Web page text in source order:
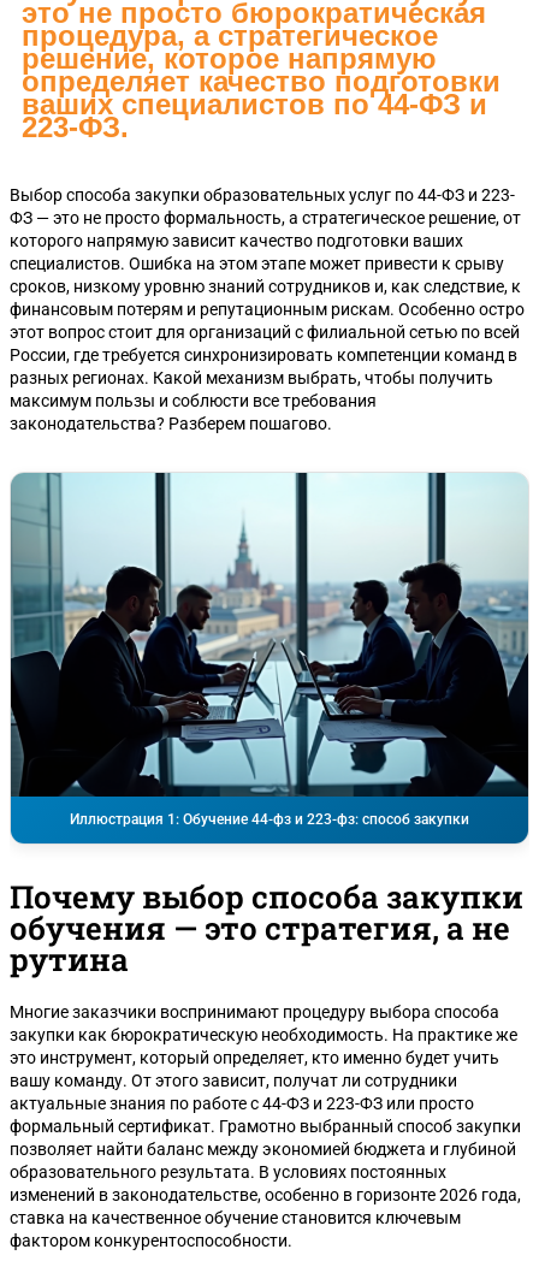
это не просто бюрократическая
процедура, а стратегическое
решение, которое напрямую
определяет качество подготовки
ваших специалистов по 44-ФЗ и
223-ФЗ.
Выбор способа закупки образовательных услуг по 44-ФЗ и 223-
ФЗ — это не просто формальность, а стратегическое решение, от
которого напрямую зависит качество подготовки ваших
специалистов. Ошибка на этом этапе может привести к срыву
сроков, низкому уровню знаний сотрудников и, как следствие, к
финансовым потерям и репутационным рискам. Особенно остро
этот вопрос стоит для организаций с филиальной сетью по всей
России, где требуется синхронизировать компетенции команд в
разных регионах. Какой механизм выбрать, чтобы получить
максимум пользы и соблюсти все требования
законодательства? Разберем пошагово.
Иллюстрация 1: Обучение 44-фз и 223-фз: способ закупки
Почему выбор способа закупки
обучения — это стратегия, а не
рутина
Многие заказчики воспринимают процедуру выбора способа
закупки как бюрократическую необходимость. На практике же
это инструмент, который определяет, кто именно будет учить
вашу команду. От этого зависит, получат ли сотрудники
актуальные знания по работе с 44-ФЗ и 223-ФЗ или просто
формальный сертификат. Грамотно выбранный способ закупки
позволяет найти баланс между экономией бюджета и глубиной
образовательного результата. В условиях постоянных
изменений в законодательстве, особенно в горизонте 2026 года,
ставка на качественное обучение становится ключевым
фактором конкурентоспособности.